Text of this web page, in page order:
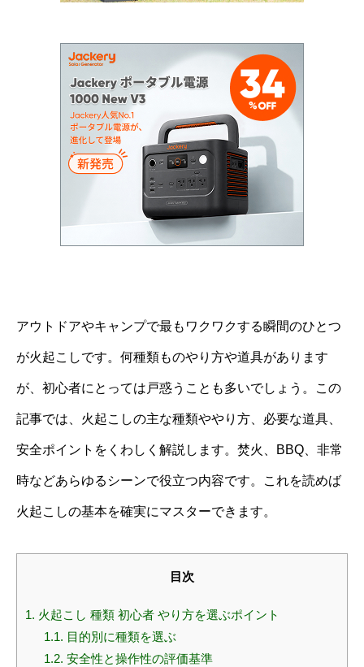
アウトドアやキャンプで最もワクワクする瞬間のひとつ
が火起こしです。何種類ものやり方や道具があります
が、初心者にとっては戸惑うことも多いでしょう。この
記事では、火起こしの主な種類ややり方、必要な道具、
安全ポイントをくわしく解説します。焚火、BBQ、非常
時などあらゆるシーンで役立つ内容です。これを読めば
火起こしの基本を確実にマスターできます。
目次
1. 火起こし 種類 初心者 やり方を選ぶポイント
1.1. 目的別に種類を選ぶ
1.2. 安全性と操作性の評価基準